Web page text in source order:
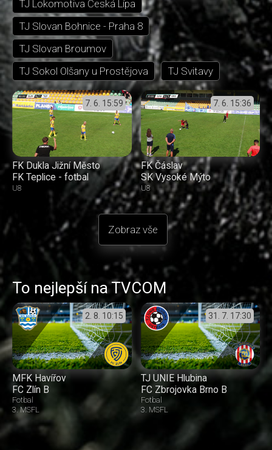
TJ Lokomotiva Česká Lípa
TJ Slovan Bohnice - Praha 8
TJ Slovan Broumov
TJ Sokol Olšany u Prostějova
TJ Svitavy
7. 6. 15:59
FK Dukla Jižní Město
FK Teplice - fotbal
U8
7. 6. 15:36
FK Čáslav
SK Vysoké Mýto
U8
Zobraz vše
To nejlepší na TVCOM
2. 8. 10:15
MFK Havířov
FC Zlín B
Fotbal
3. MSFL
31. 7. 17:30
TJ UNIE Hlubina
FC Zbrojovka Brno B
Fotbal
3. MSFL